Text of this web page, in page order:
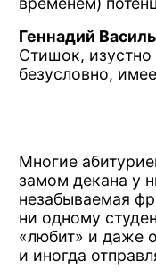
Геннадий
Стишок,
безусловно,
Многие
замом декана у
незабываемая
ни одному
«любит» и даже
и иногда